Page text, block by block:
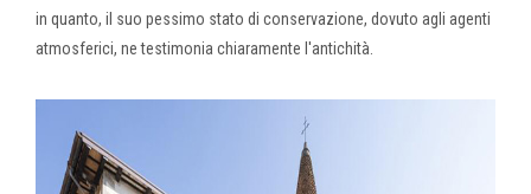
in quanto, il suo pessimo stato di conservazione, dovuto agli agenti
atmosferici, ne testimonia chiaramente l'antichità.